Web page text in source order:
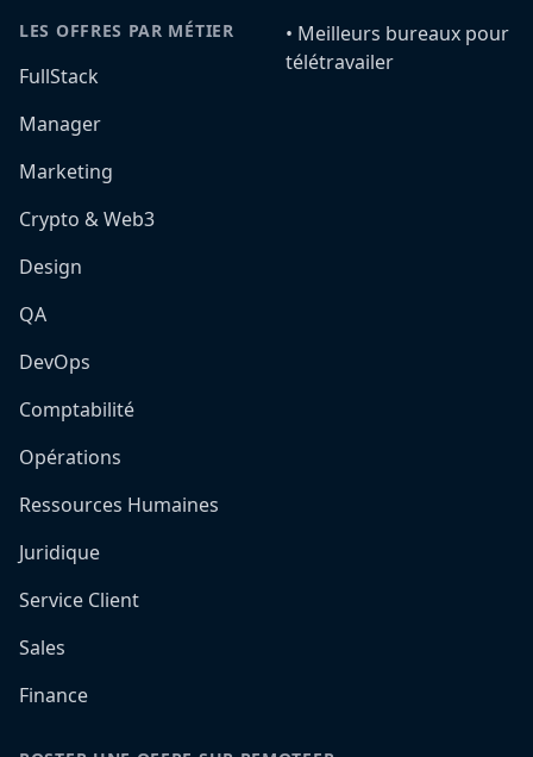
LES OFFRES PAR MÉTIER
FullStack
Manager
Marketing
Crypto & Web3
Design
QA
DevOps
Comptabilité
Opérations
Ressources Humaines
Juridique
Service Client
Sales
Finance
•️ Meilleurs bureaux pour
télétravailer